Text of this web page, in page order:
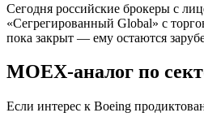
Сегодня российские брокеры с
«Сегрегированный Global» с
пока закрыт — ему остаются
MOEX-аналог по
Если интерес к Boeing